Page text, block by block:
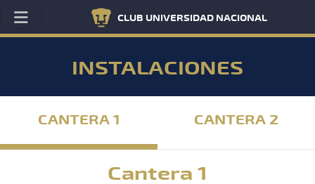
CLUB UNIVERSIDAD NACIONAL
INSTALACIONES
CANTERA 1 CANTERA 2
Cantera 1